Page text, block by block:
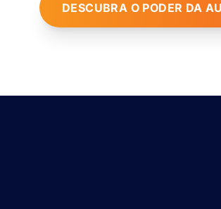
DESCUBRA O PODER DA